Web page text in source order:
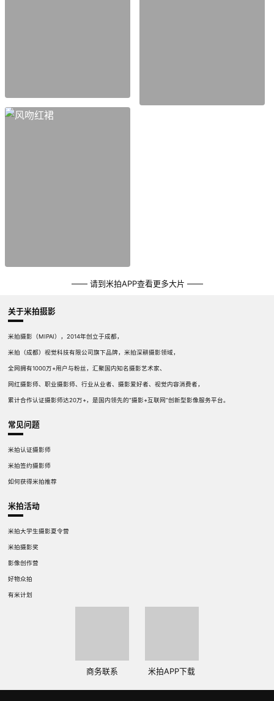
—— 请到米拍APP查看更多大片 ——
关于米拍摄影
米拍摄影（MIPAI），2014年创立于成都，
米拍（成都）视觉科技有限公司旗下品牌，米拍深耕摄影领域，
全网拥有1000万+用户与粉丝，汇聚国内知名摄影艺术家、
网红摄影师、职业摄影师、行业从业者、摄影爱好者、视觉内容消费者，
累计合作认证摄影师达20万+，是国内领先的“摄影+互联网”创新型影像服务平台。
常见问题
米拍认证摄影师
米拍签约摄影师
如何获得米拍推荐
米拍活动
米拍大学生摄影夏令营
米拍摄影奖
影像创作营
好物众拍
有米计划
商务联系 米拍APP下载